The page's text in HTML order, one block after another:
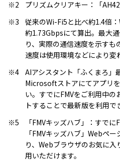
※2
プリズムクリアキー：「
※3
従来のWi-Fi5と比べ約1.4倍
約1.73Gbpsにて算出。最大
り、実際の通信速度を示す
速度は使用環境などにより変
※4 AIアシスタント「ふくまろ」
Microsoftストアにてアプリ
い。すでにFMVをご利用中
トすることで最新版を利用で
※5
「FMVキッズハブ」：すでに
「FMVキッズハブ」Webペ
り、Webブラウザのお気に
用いただけます。